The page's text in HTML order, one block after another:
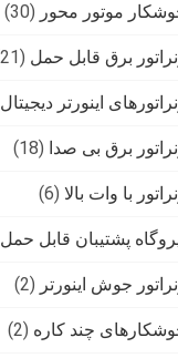
موتور محور (30)
برق قابل حمل (21)
اینورتر دیجیتال
برق بی صدا (18)
با وات بالا (6)
پشتیبان قابل حمل
جوش اینورتر (2)
چند کاره (2)